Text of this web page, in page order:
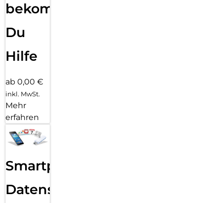
bekommst
Du
Hilfe
ab 0,00 €
inkl. MwSt.
Mehr
erfahren
Smartphone
Datensicherung